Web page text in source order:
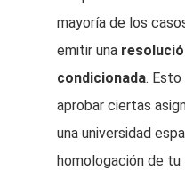
mayoría de los
emitir una
condicionada. Esto
aprobar ciertas
una universidad
homologación de